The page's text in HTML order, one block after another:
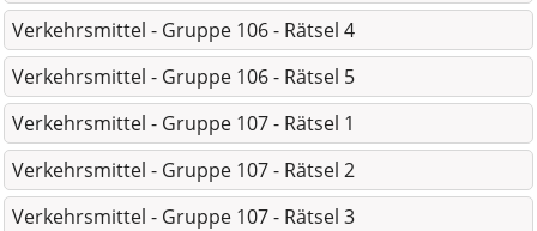
Verkehrsmittel - Gruppe 106 - Rätsel 4
Verkehrsmittel - Gruppe 106 - Rätsel 5
Verkehrsmittel - Gruppe 107 - Rätsel 1
Verkehrsmittel - Gruppe 107 - Rätsel 2
Verkehrsmittel - Gruppe 107 - Rätsel 3